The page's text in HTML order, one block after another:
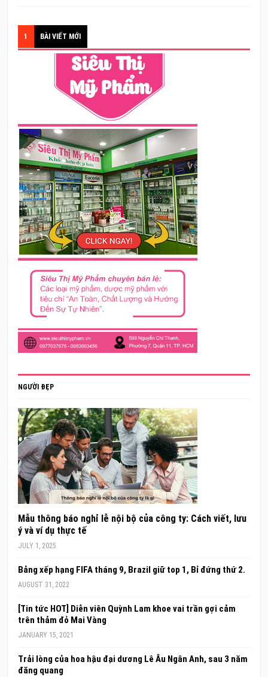
1 BÀI VIẾT MỚI
NGƯỜI ĐẸP
Mẫu thông báo nghỉ lễ nội bộ của công ty: Cách viết, lưu
ý và ví dụ thực tế
JULY 1, 2025
Bảng xếp hạng FIFA tháng 9, Brazil giữ top 1, Bỉ đứng thứ 2.
AUGUST 31, 2022
[Tin tức HOT] Diễn viên Quỳnh Lam khoe vai trần gợi cảm
trên thảm đỏ Mai Vàng
JANUARY 15, 2021
Trải lòng của hoa hậu đại dương Lê Âu Ngân Anh, sau 3 năm
đăng quang